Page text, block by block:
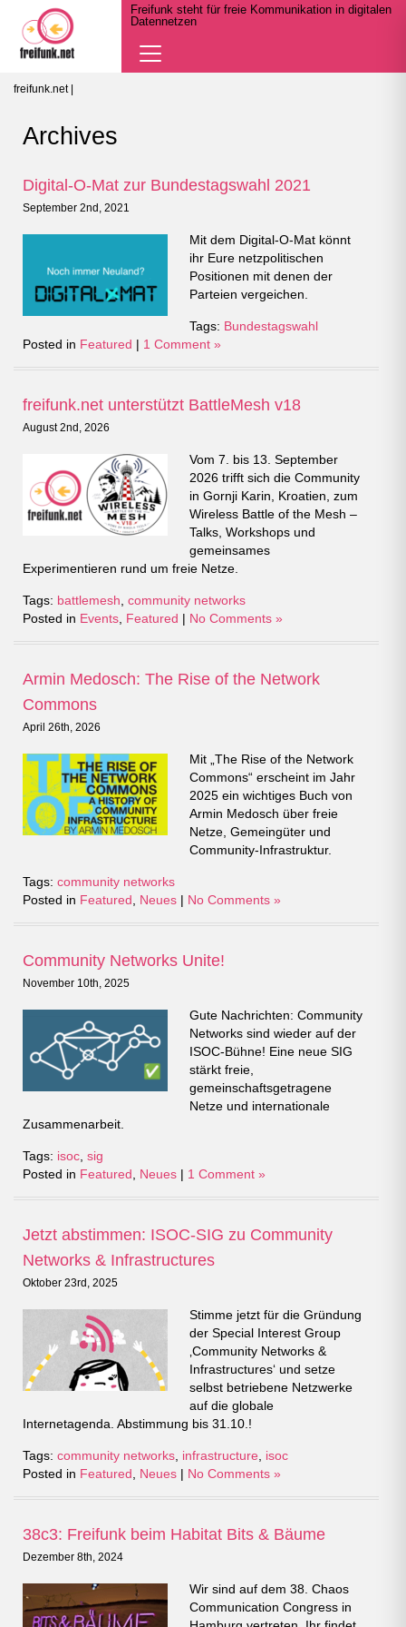
Freifunk steht für freie Kommunikation in digitalen
Datennetzen
Navigation
öffnen
freifunk.net|
Archives
Digital-O-Mat zur Bundestagswahl 2021
September 2nd, 2021
Mit dem Digital-O-Mat könnt
ihr Eure netzpolitischen
Positionen mit denen der
Parteien vergeichen.
Tags: Bundestagswahl
Posted in Featured | 1 Comment »
freifunk.net unterstützt BattleMesh v18
August 2nd, 2026
Vom 7. bis 13. September
2026 trifft sich die Community
in Gornji Karin, Kroatien, zum
Wireless Battle of the Mesh –
Talks, Workshops und
gemeinsames
Experimentieren rund um freie Netze.
Tags: battlemesh community networks
Posted in Events Featured | No Comments »
Armin Medosch: The Rise of the Network
Commons
April 26th, 2026
Mit „The Rise of the Network
Commons“ erscheint im Jahr
2025 ein wichtiges Buch von
Armin Medosch über freie
Netze, Gemeingüter und
Community-Infrastruktur.
Tags: community networks
Posted in Featured Neues | No Comments »
Community Networks Unite!
November 10th, 2025
Gute Nachrichten: Community
Networks sind wieder auf der
ISOC-Bühne! Eine neue SIG
stärkt freie,
gemeinschaftsgetragene
Netze und internationale
Zusammenarbeit.
Tags: isoc sig
Posted in Featured Neues | 1 Comment »
Jetzt abstimmen: ISOC-SIG zu Community
Networks & Infrastructures
Oktober 23rd, 2025
Stimme jetzt für die Gründung
der Special Interest Group
‚Community Networks &
Infrastructures‘ und setze
selbst betriebene Netzwerke
auf die globale
Internetagenda. Abstimmung bis 31.10.!
Tags: community networks infrastructure
isoc
Posted in Featured Neues | No Comments »
38c3: Freifunk beim Habitat Bits & Bäume
Dezember 8th, 2024
Wir sind auf dem 38. Chaos
Communication Congress in